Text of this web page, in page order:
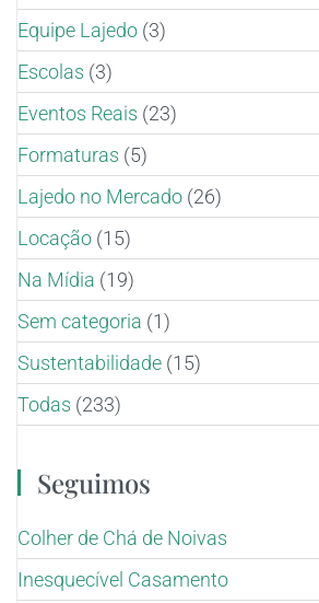
Equipe Lajedo (3)
Escolas (3)
Eventos Reais (23)
Formaturas (5)
Lajedo no Mercado (26)
Locação (15)
Na Mídia (19)
Sem categoria (1)
Sustentabilidade (15)
Todas (233)
Seguimos
Colher de Chá de Noivas
Inesquecível Casamento